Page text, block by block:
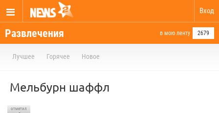
Вход
Развлечения в мою ленту 2679
Лучшее Горячее Новое
Мельбурн шаффл
отметил